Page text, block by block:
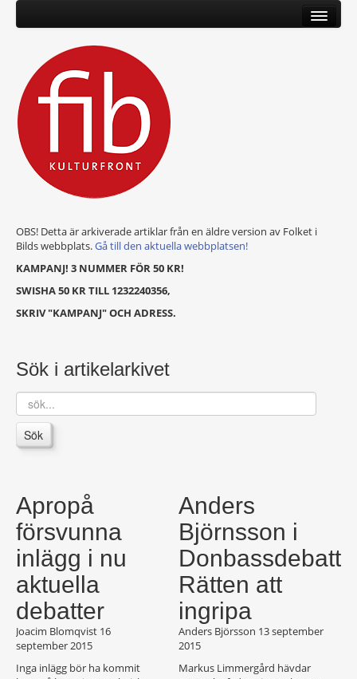
OBS! Detta är arkiverade artiklar från en äldre version av Folket i
Bilds webbplats.Gå till den aktuella webbplatsen!
KAMPANJ! 3 NUMMER FÖR 50 KR!
SWISHA 50 KR TILL 1232240356,
SKRIV "KAMPANJ" OCH ADRESS.
Sök i artikelarkivet
sök...
Sök
Apropå
försvunna
inlägg i nu
aktuella
debatter
Joacim Blomqvist 16
september 2015
Inga inlägg bör ha kommit
Anders
Björnsson i
Rätten att
ingripa
Anders Björsson 13 september
2015
Markus Limmergård hävdar